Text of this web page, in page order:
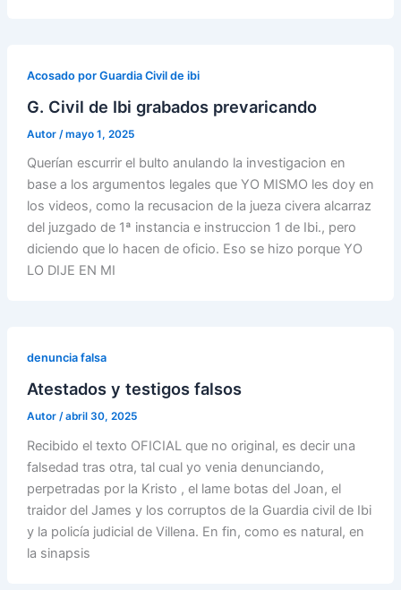
Acosado por Guardia Civil de ibi
G. Civil de Ibi grabados prevaricando
Autor /mayo 1, 2025
Querían escurrir el bulto anulando la investigacion en
base a los argumentos legales que YO MISMO les doy en
los videos, como la recusacion de la jueza civera alcarraz
del juzgado de 1ª instancia e instruccion 1 de Ibi., pero
diciendo que lo hacen de oficio. Eso se hizo porque YO
LO DIJE EN MI
denuncia falsa
Atestados y testigos falsos
Autor /abril 30, 2025
Recibido el texto OFICIAL que no original, es decir una
falsedad tras otra, tal cual yo venia denunciando,
perpetradas por la Kristo , el lame botas del Joan, el
traidor del James y los corruptos de la Guardia civil de Ibi
y la policía judicial de Villena. En fin, como es natural, en
la sinapsis